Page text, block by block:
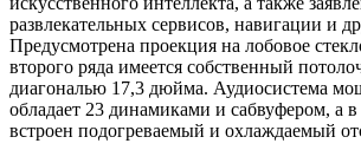
развлекательных сервисов, навигации и
Предусмотрена проекция на лобовое
второго ряда имеется собственный
диагональю 17,3 дюйма. Аудиосистема
обладает 23 динамиками и сабвуфером, а
встроен подогреваемый и охлаждаемый